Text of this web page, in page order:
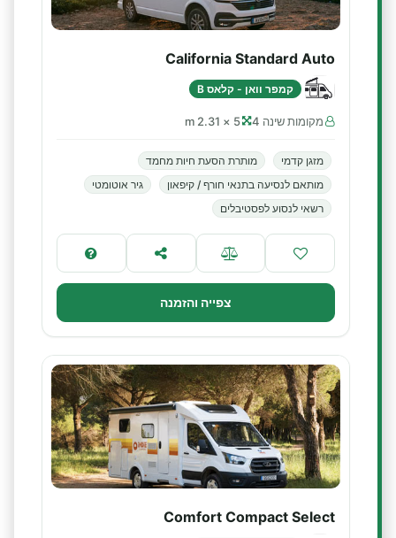
California Standard Auto
קמפר וואן - קלאס B
מקומות שינה 4 5 × 2.31 m
מזגן קדמי
מותרת הסעת חיות מחמד
מותאם לנסיעה בתנאי חורף / קיפאון
גיר אוטומטי
רשאי לנסוע לפסטיבלים
צפייה והזמנה
Comfort Compact Select